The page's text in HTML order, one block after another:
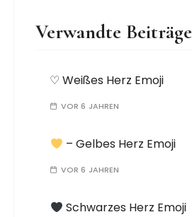
Verwandte Beiträge
♡ Weißes Herz Emoji
VOR 6 JAHREN
– Gelbes Herz Emoji
VOR 6 JAHREN
Schwarzes Herz Emoji